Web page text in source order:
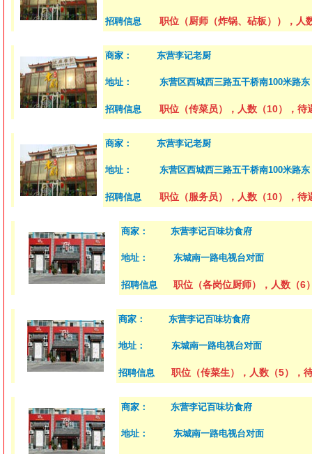
招聘信息 职位（厨师（炸锅、砧板）），人
商家： 东营李记老厨
地址： 东营区西城西三路五干桥南100米路东
招聘信息 职位（传菜员），人数（10），待
商家： 东营李记老厨
地址： 东营区西城西三路五干桥南100米路东
招聘信息 职位（服务员），人数（10），待
商家： 东营李记百味坊食府
地址： 东城南一路电视台对面
招聘信息 职位（各岗位厨师），人数（6
商家： 东营李记百味坊食府
地址： 东城南一路电视台对面
招聘信息 职位（传菜生），人数（5），
商家： 东营李记百味坊食府
地址： 东城南一路电视台对面